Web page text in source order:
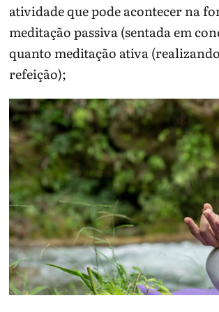
atividade que pode acontecer na
meditação passiva (sentada em
quanto meditação ativa
refeição);